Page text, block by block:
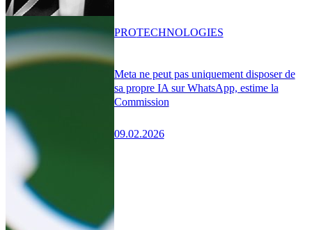
Meta ne peut pas uniquement disposer de
sa propre IA sur WhatsApp, estime la
Commission
09.02.2026
PROTECHNOLOGIES